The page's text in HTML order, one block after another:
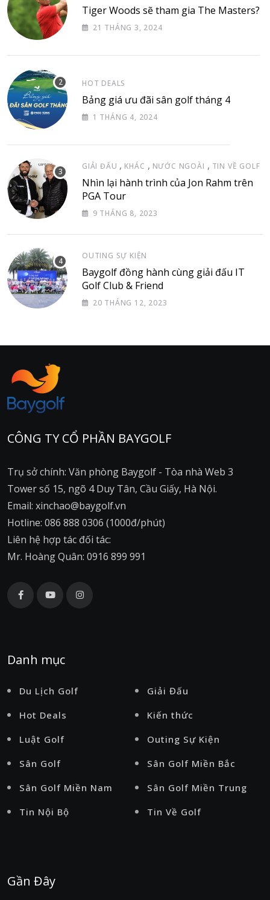
Tiger Woods sẽ tham gia The Masters?
21 THÁNG 3, 2024
HOT DEALS
Bảng giá ưu đãi sân golf tháng 4
1 THÁNG 4, 2024
GIẢI ĐẤU , KHÁC , NƯỚC NGOÀI , TIN VỀ GOLF
Nhìn lại hành trình của Jon Rahm trên
PGA Tour
9 THÁNG 8, 2023
OUTING SỰ KIỆN
Baygolf đồng hành cùng giải đấu IT
Golf Club & Friend
20 THÁNG 12, 2023
CÔNG TY CỔ PHẦN BAYGOLF
Trụ sở chính: Văn phòng Baygolf - Tòa nhà Web 3
Tower số 15, ngõ 4 Duy Tân, Cầu Giấy, Hà Nội.
Email: xinchao@baygolf.vn
Hotline: 086 888 0306 (1000đ/phút)
Liên hệ hợp tác đối tác:
Mr. Hoàng Quân: 0916 899 991
Danh mục
Du Lịch Golf
Giải Đấu
Hot Deals
Kiến thức
Luật Golf
Outing Sự Kiện
Sân Golf
Sân Golf Miền Bắc
Sân Golf Miền Nam
Sân Golf Miền Trung
Tin Nội Bộ
Tin Về Golf
Gần Đây